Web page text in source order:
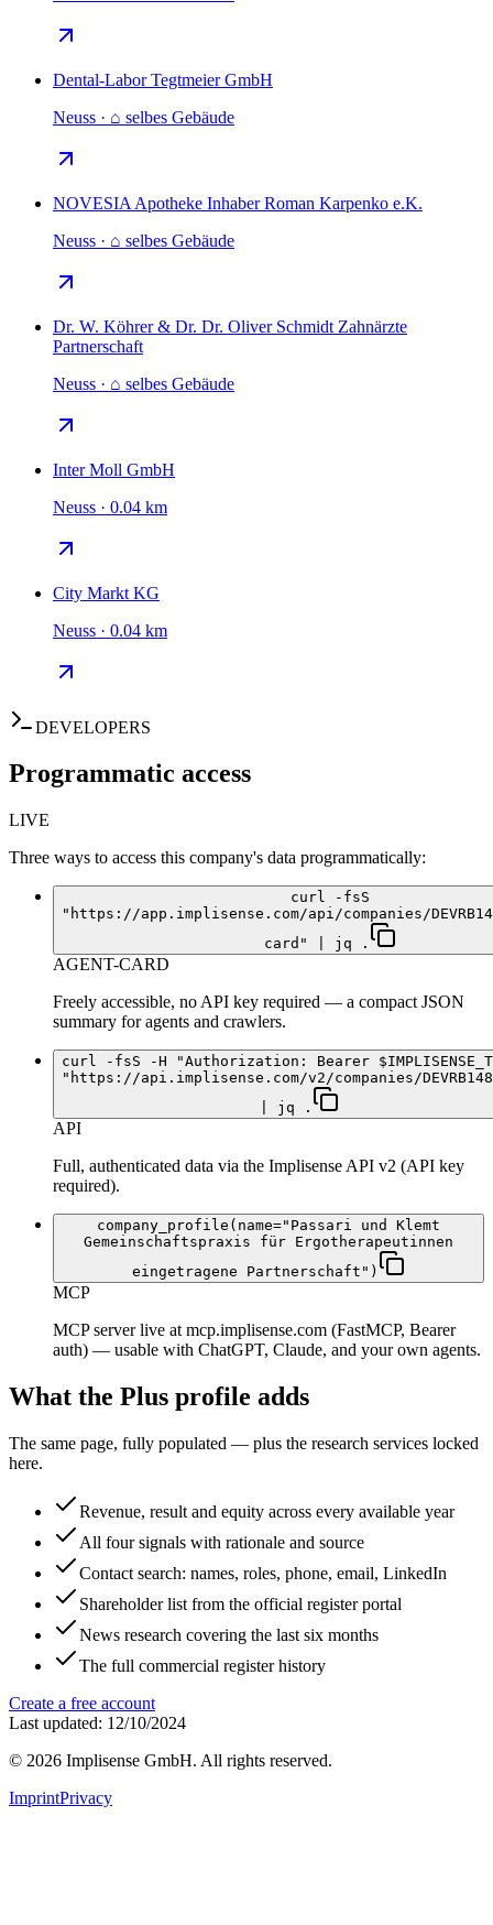
Dental-Labor Tegtmeier GmbH
Neuss · ⌂ selbes Gebäude
NOVESIA Apotheke Inhaber Roman Karpenko e.K.
Neuss · ⌂ selbes Gebäude
Dr. W. Köhrer & Dr. Dr. Oliver Schmidt Zahnärzte
Partnerschaft
Neuss · ⌂ selbes Gebäude
Inter Moll GmbH
Neuss · 0.04 km
City Markt KG
Neuss · 0.04 km
DEVELOPERS
Programmatic access
LIVE
Three ways to access this company's data programmatically:
curl -fsS
"https://app.implisense.com/api/companies/
card" | jq .
AGENT-CARD
Freely accessible, no API key required — a compact JSON
summary for agents and crawlers.
curl -fsS -H "Authorization: Bearer
"https://api.implisense.com/v2/companies/
| jq .
API
Full, authenticated data via the Implisense API v2 (API key
required).
company_profile(name="Passari und Klemt
Gemeinschaftspraxis für Ergotherapeutinnen
eingetragene Partnerschaft")
MCP
MCP server live at mcp.implisense.com (FastMCP, Bearer
auth) — usable with ChatGPT, Claude, and your own agents.
What the Plus profile adds
The same page, fully populated — plus the research services locked
here.
Revenue, result and equity across every available year
All four signals with rationale and source
Contact search: names, roles, phone, email, LinkedIn
Shareholder list from the official register portal
News research covering the last six months
The full commercial register history
Create a free account
Last updated: 12/10/2024
© 2026 Implisense GmbH. All rights reserved.
ImprintPrivacy